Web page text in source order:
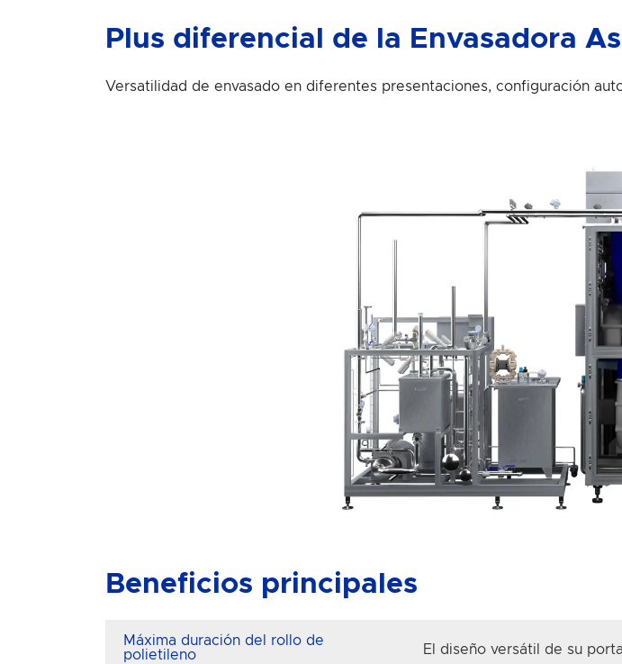
Plus diferencial de la Envasadora
Versatilidad de envasado en diferentes presentaciones, configuración
Beneficios principales
Máxima duración del rollo de
polietileno
El diseño versátil de su